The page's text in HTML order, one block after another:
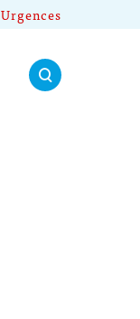
Urgences
Rechercher: